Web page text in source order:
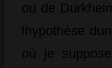
ou de
lhypothèse
où je